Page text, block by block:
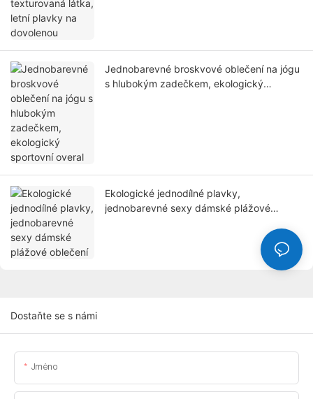
Jednobarevné broskvové oblečení na jógu
s hlubokým zadečkem, ekologický
Ekologické jednodílné plavky,
jednobarevné sexy dámské plážové
Dostaňte se s námi
Jméno